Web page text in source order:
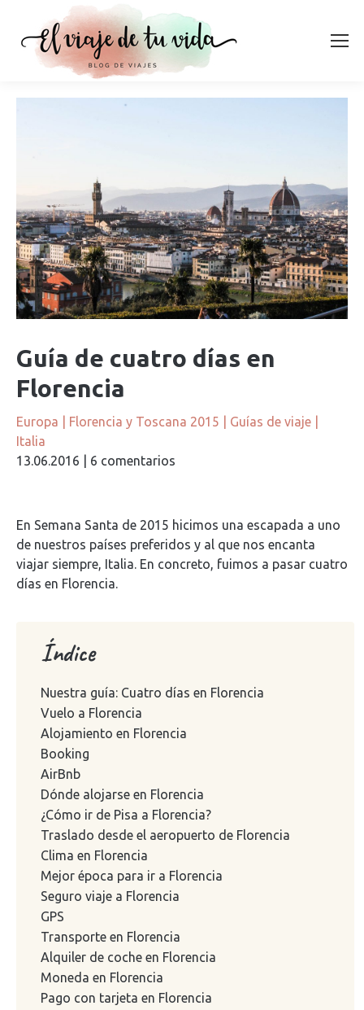
Guía de cuatro días en
Florencia
Europa Florencia y Toscana 2015 Guías de viaje
Italia
13.06.2016
6 comentarios
En Semana Santa de 2015 hicimos una escapada a uno
de nuestros países preferidos y al que nos encanta
viajar siempre, Italia. En concreto, fuimos a pasar cuatro
días en Florencia.
Índice
Nuestra guía: Cuatro días en Florencia
Vuelo a Florencia
Alojamiento en Florencia
Booking
AirBnb
Dónde alojarse en Florencia
¿Cómo ir de Pisa a Florencia?
Traslado desde el aeropuerto de Florencia
Clima en Florencia
Mejor época para ir a Florencia
Seguro viaje a Florencia
GPS
Transporte en Florencia
Alquiler de coche en Florencia
Moneda en Florencia
Pago con tarjeta en Florencia